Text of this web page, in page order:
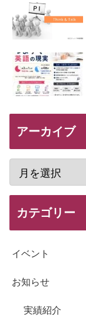
アーカイブ
カテゴリー
イベント
お知らせ
実績紹介